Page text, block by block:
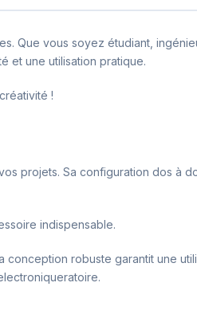
Que vous soyez étudiant,
et une utilisation pratique.
!
projets. Sa configuration dos à
indispensable.
robuste garantit une